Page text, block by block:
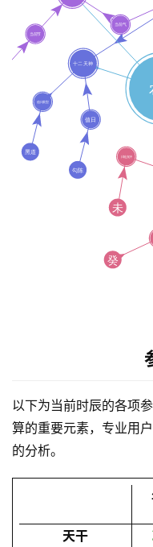
黄
历
占
以下为当前时辰的各项
算的重要元素，专业用
的分析。
天干